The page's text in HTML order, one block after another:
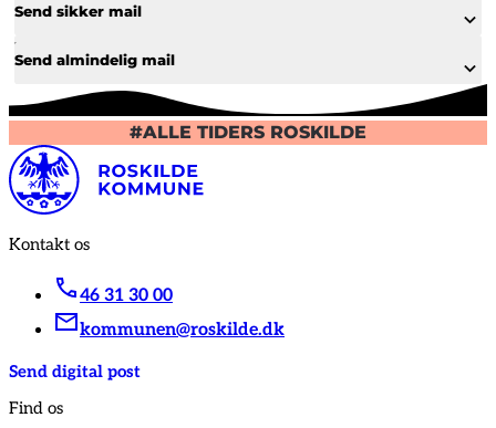
Send sikker mail
Send almindelig mail
#ALLE TIDERS ROSKILDE
Kontakt os
46 31 30 00
kommunen@roskilde.dk
Send digital post
Find os